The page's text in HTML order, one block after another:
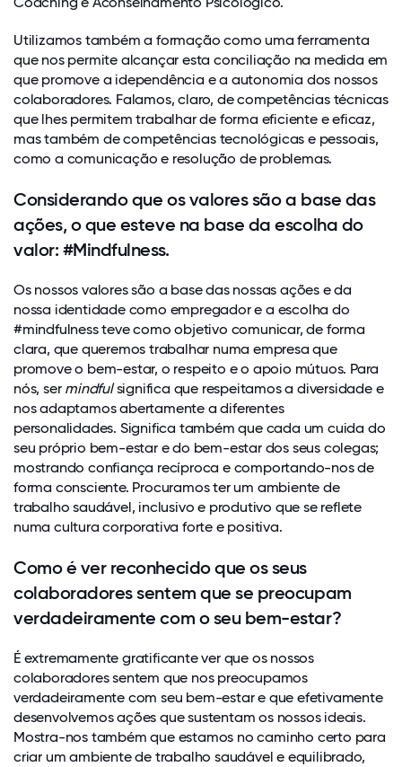
Utilizamos também a formação como uma ferramenta
que nos permite alcançar esta conciliação na medida em
que promove a idependência e a autonomia dos nossos
colaboradores. Falamos, claro, de competências técnicas
que lhes permitem trabalhar de forma eficiente e eficaz,
mas também de competências tecnológicas e pessoais,
como a comunicação e resolução de problemas.
Considerando que os valores são a base das
ações, o que esteve na base da escolha do
valor: #Mindfulness.
Os nossos valores são a base das nossas ações e da
nossa identidade como empregador e a escolha do
#mindfulness teve como objetivo comunicar, de forma
clara, que queremos trabalhar numa empresa que
promove o bem-estar, o respeito e o apoio mútuos. Para
nós, ser mindfulsignifica que respeitamos a diversidade e
nos adaptamos abertamente a diferentes
personalidades. Significa também que cada um cuida do
seu próprio bem-estar e do bem-estar dos seus colegas;
mostrando confiança recíproca e comportando-nos de
forma consciente. Procuramos ter um ambiente de
trabalho saudável, inclusivo e produtivo que se reflete
numa cultura corporativa forte e positiva.
Como é ver reconhecido que os seus
colaboradores sentem que se preocupam
verdadeiramente com o seu bem-estar?
É extremamente gratificante ver que os nossos
colaboradores sentem que nos preocupamos
verdadeiramente com seu bem-estar e que efetivamente
desenvolvemos ações que sustentam os nossos ideais.
Mostra-nos também que estamos no caminho certo para
criar um ambiente de trabalho saudável e equilibrado,